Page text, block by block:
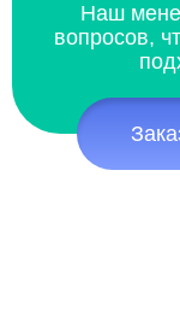
Наш
вопросов,